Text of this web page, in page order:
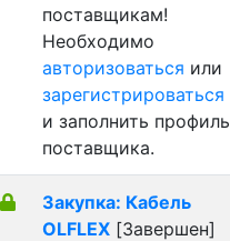
поставщикам!
Необходимо
авторизоваться или
зарегистрироваться
и заполнить профиль
поставщика.
Закупка: Кабель
OLFLEX [Завершен]